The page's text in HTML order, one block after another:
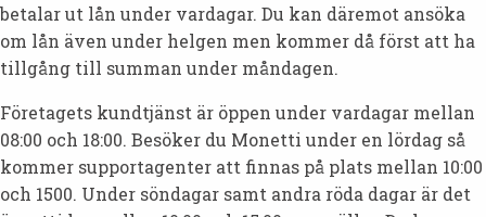
betalar ut lån under vardagar. Du kan däremot ansöka
om lån även under helgen men kommer då först att ha
tillgång till summan under måndagen.
Företagets kundtjänst är öppen under vardagar mellan
08:00 och 18:00. Besöker du Monetti under en lördag så
kommer supportagenter att finnas på plats mellan 10:00
och 1500. Under söndagar samt andra röda dagar är det